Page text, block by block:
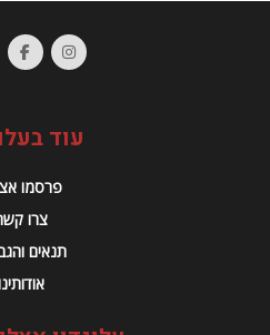
עוד
פרסמו
צרו
תנאים